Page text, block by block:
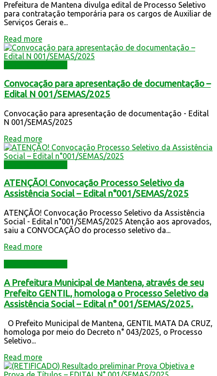
Prefeitura de Mantena divulga edital de Processo Seletivo
para contratação temporária para os cargos de Auxiliar de
Serviços Gerais e...
Read more
Convocação para apresentação de documentação –
Edital N 001/SEMAS/2025
Convocação para apresentação de documentação - Edital
N 001/SEMAS/2025
Read more
ATENÇÃO! Convocação Processo Seletivo da
Assistência Social – Edital n°001/SEMAS/2025
ATENÇÃO! Convocação Processo Seletivo da Assistência
Social - Edital n°001/SEMAS/2025 Atenção aos aprovados,
saiu a CONVOCAÇÃO do processo seletivo da...
Read more
A Prefeitura Municipal de Mantena, através de seu
Prefeito GENTIL, homologa o Processo Seletivo da
Assistência Social – Edital n° 001/SEMAS/2025.
O Prefeito Municipal de Mantena, GENTIL MATA DA CRUZ,
homologa por meio do Decreto n° 043/2025, o Processo
Seletivo...
Read more